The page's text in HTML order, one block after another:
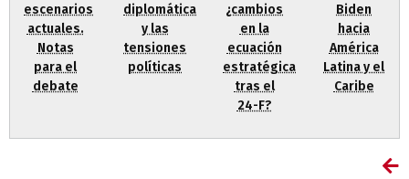
escenarios
actuales.
Notas
para el
debate
diplomática
y las
tensiones
políticas
¿cambios
en la
ecuación
estratégica
tras el
24-F?
Biden
hacia
América
Latina y el
Caribe